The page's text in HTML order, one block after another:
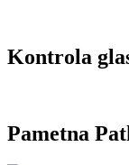
Kontrola
Pametna